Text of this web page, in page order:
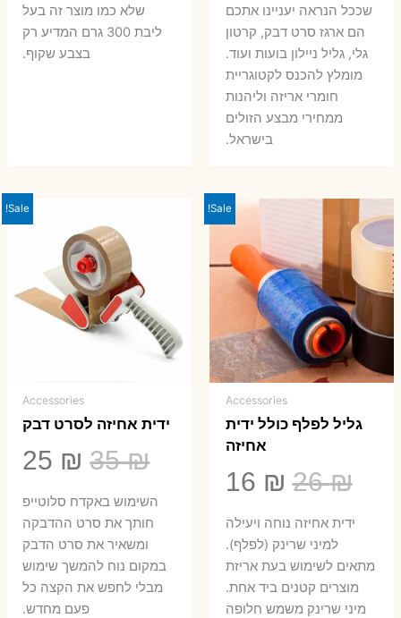
שככל הנראה יעניינו אתכם
הם ארגז סרט דבק, קרטון
גלי, גליל ניילון בועות ועוד.
מומלץ להכנס לקטוגריית
חומרי אריזה וליהנות
ממחירי מבצע הזולים
בישראל.
שלא כמו מוצר זה בעל
ליבת 300 גרם המדיע רק
בצבע שקוף.
Sale!
Accessories
גליל לפלף כולל ידית
אחיזה
26₪
המחיר
המקורי
היה:
26 ₪.
16 ₪
הנוכחי
ידית אחיזה נוחה ויעילה
למיני שרינק (לפלף).
מתאים לשימוש בעת אריזת
מוצרים קטנים ביד אחת.
​מיני שרינק משמש חלופה
Sale!
Accessories
ידית אחיזה לסרט דבק
35₪
המחיר
המקורי
היה:
35 ₪.
25 ₪
₪.
השימוש באקדח סלוטייפ
חותך את סרט ההדבקה
ומשאיר את סרט הדבק
במקום נוח להמשך שימוש
מבלי לחפש את הקצה כל
פעם מחדש.